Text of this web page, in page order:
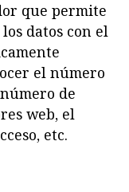
que permite
datos con el
el número
de
web, el
etc.